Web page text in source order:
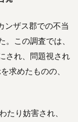
ンザス郡での不当
この調査では、
され、問題視され
求めたものの、
たり妨害され、